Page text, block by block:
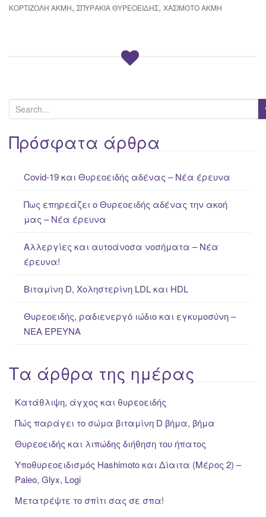
ΚΟΡΤΙΖΌΛΗ ΑΚΜΉ, ΣΠΥΡΆΚΙΑ ΘΥΡΕΟΕΙΔΉΣ, ΧΑΣΙΜΌΤΟ ΑΚΜΉ
e
a
rΠρόσφατα άρθρα
Covid-19 και Θυρεοειδής αδένας – Νέα έρευνα
Πως επηρεάζει ο Θυρεοειδής αδένας την ακοή
μας – Νέα έρευνα
Αλλεργίες και αυτοάνοσα νοσήματα – Νέα
έρευνα!
Βιταμίνη D, Χοληστερίνη LDL και HDL
Θυρεοειδής, ραδιενεργό ιώδιο και εγκυμοσύνη –
ΝΕΑ ΈΡΕΥΝΑ
Τα άρθρα της ημέρας
Κατάθλιψη, άγχος και θυρεοειδής
Πώς παράγει το σώμα βιταμίνη D βήμα, βήμα
Θυρεοειδής και λιπώδης διήθηση του ήπατος
Υποθυρεοειδισμός Hashimoto και Δίαιτα (Μέρος 2) –
Paleo, Glyx, Logi
Μετατρέψτε το σπίτι σας σε σπα!